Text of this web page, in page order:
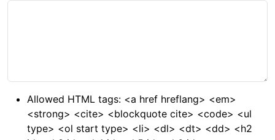
Allowed HTML tags: <a href hreflang> <em>
<strong> <cite> <blockquote cite> <code> <ul
type> <ol start type> <li> <dl> <dt> <dd> <h2